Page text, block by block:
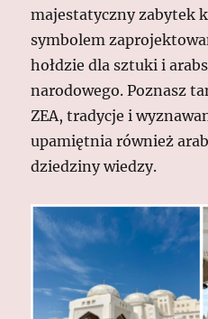
majestatyczny zabytek
symbolem
hołdzie dla sztuki i
narodowego. Poznasz
ZEA, tradycje i
upamiętnia również
dziedziny wiedzy.